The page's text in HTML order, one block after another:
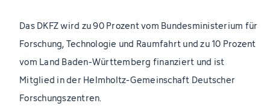
Das DKFZ wird zu 90 Prozent vom Bundesministerium für
Forschung, Technologie und Raumfahrt und zu 10 Prozent
vom Land Baden-Württemberg finanziert und ist
Mitglied in der Helmholtz-Gemeinschaft Deutscher
Forschungszentren.